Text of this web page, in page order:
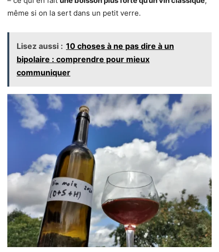
même si on la sert dans un petit verre.
Lisez aussi : 10 choses à ne pas dire à un
bipolaire : comprendre pour mieux
communiquer